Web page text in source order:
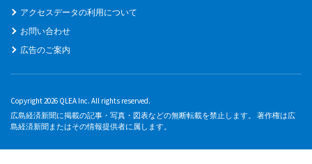
アクセスデータの利用について
お問い合わせ
広告のご案内
Copyright 2026 QLEA Inc. All rights reserved.
広島経済新聞に掲載の記事・写真・図表などの無断転載を禁止します。 著作権は広
島経済新聞またはその情報提供者に属します。